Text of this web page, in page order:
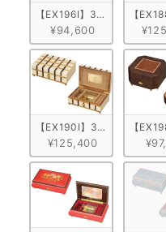
【EX196I】30弁
¥94,600
【
【EX190I】30弁
¥125,400
【